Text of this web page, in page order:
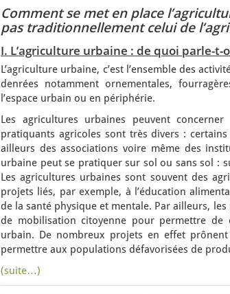
Comment se met en place
pas traditionnellement celui de
I. L’agriculture urbaine : de quoi parle-t-
L’agriculture urbaine, c’est l’ensemble des
denrées notamment ornementales,
l’espace urbain ou en périphérie.
Les agricultures urbaines peuvent
pratiquants agricoles sont très divers :
ailleurs des associations voire même des
urbaine peut se pratiquer sur sol ou sans sol :
Les agricultures urbaines sont souvent des
projets liés, par exemple, à l’éducation
de la santé physique et mentale. Par ailleurs,
de mobilisation citoyenne pour permettre de
urbain. De nombreux projets en effet
permettre aux populations défavorisées de
(suite…)